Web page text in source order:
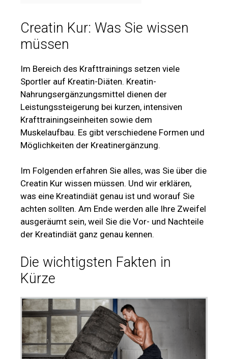
Creatin Kur: Was Sie wissen
müssen
Im Bereich des Krafttrainings setzen viele
Sportler auf Kreatin-Diäten. Kreatin-
Nahrungsergänzungsmittel dienen der
Leistungssteigerung bei kurzen, intensiven
Krafttrainingseinheiten sowie dem
Muskelaufbau. Es gibt verschiedene Formen und
Möglichkeiten der Kreatinergänzung.
Im Folgenden erfahren Sie alles, was Sie über die
Creatin Kur wissen müssen. Und wir erklären,
was eine Kreatindiät genau ist und worauf Sie
achten sollten. Am Ende werden alle Ihre Zweifel
ausgeräumt sein, weil Sie die Vor- und Nachteile
der Kreatindiät ganz genau kennen.
Die wichtigsten Fakten in
Kürze